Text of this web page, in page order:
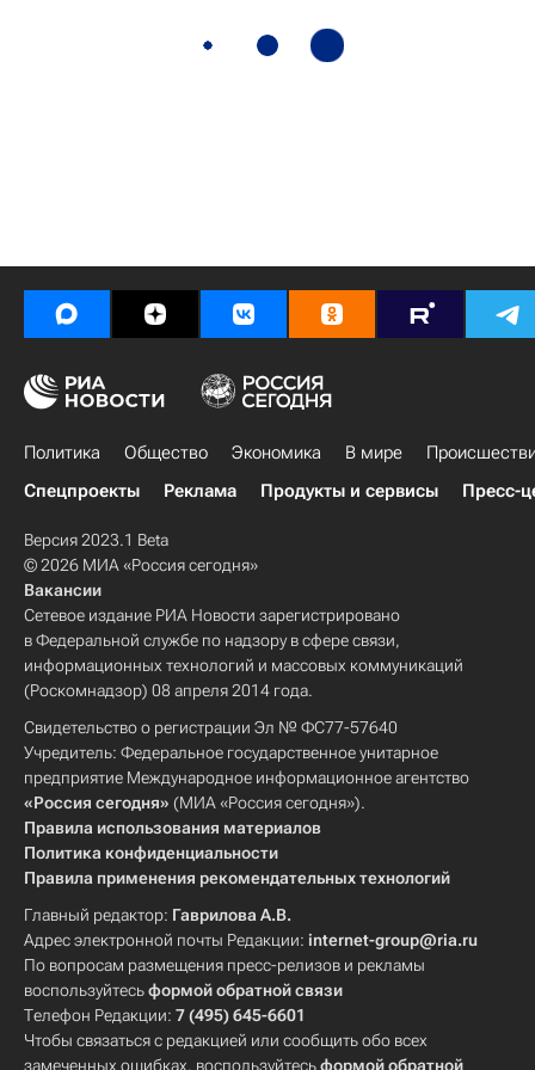
Политика Общество Экономика В мире
Спецпроекты
Реклама Продукты и сервисы Пресс-
Версия 2023.1 Beta
© 2026 МИА «Россия сегодня»
Вакансии
Сетевое издание РИА Новости зарегистрировано
в Федеральной службе по надзору в сфере связи,
информационных технологий и массовых коммуникаций
(Роскомнадзор) 08 апреля 2014 года.
Свидетельство о регистрации Эл № ФС77-57640
Учредитель: Федеральное государственное унитарное
предприятие Международное информационное агентство
«Россия сегодня» (МИА «Россия сегодня»).
Правила использования материалов
Политика конфиденциальности
Правила применения рекомендательных технологий
Главный редактор: Гаврилова А.В.
Адрес электронной почты Редакции: internet-group@ria.ru
По вопросам размещения пресс-релизов и рекламы
воспользуйтесьформой обратной связи
Телефон Редакции: 7 (495) 645-6601
Чтобы связаться с редакцией или сообщить обо всех
замеченных ошибках, воспользуйтесьформой обратной